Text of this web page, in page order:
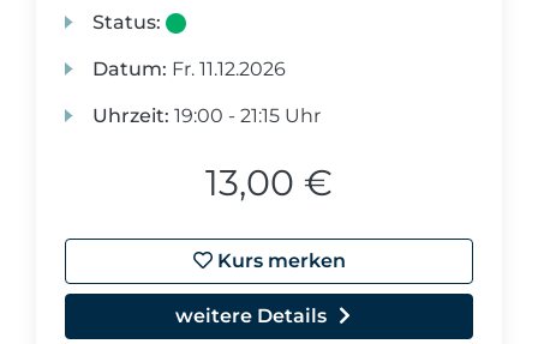
Status:
Datum: Fr. 11.12.2026
Uhrzeit: 19:00 - 21:15 Uhr
13,00 €
Kurs merken
weitere Details